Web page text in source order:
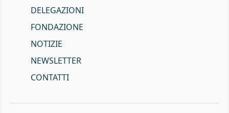
DELEGAZIONI
FONDAZIONE
NOTIZIE
NEWSLETTER
CONTATTI